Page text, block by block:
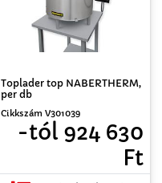
Toplader top NABERTHERM,
per db
Cikkszám V301039
-tól 924 630
Ft